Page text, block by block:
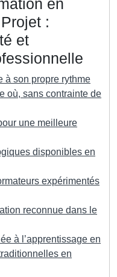
en
:
et
à son propre rythme
où, sans contrainte de
une meilleure
disponibles en
expérimentés
reconnue dans le
à l’apprentissage en
en